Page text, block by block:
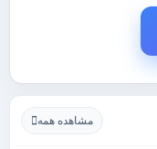
مشاهده همه